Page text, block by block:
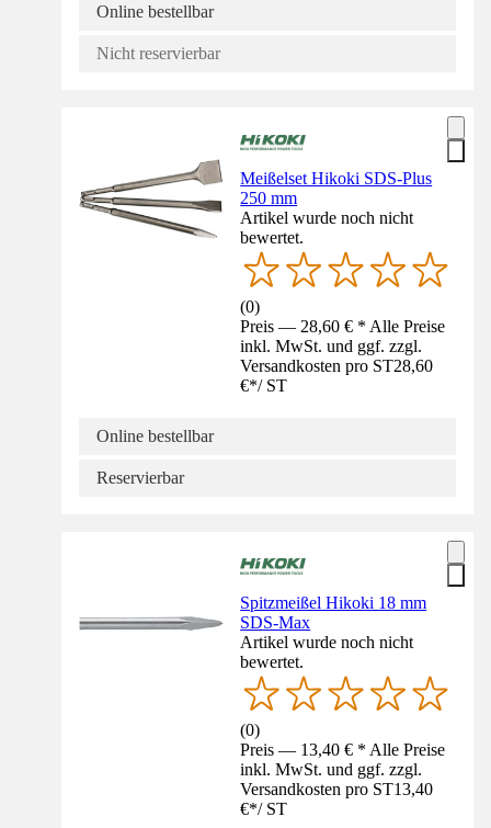
Online bestellbar
Nicht reservierbar
Meißelset Hikoki SDS-Plus
250 mm
Artikel wurde noch nicht
bewertet.
(0)
Preis — 28,60 € * Alle Preise
inkl. MwSt. und ggf. zzgl.
Versandkosten pro ST28,60
€*/ ST
Online bestellbar
Reservierbar
Spitzmeißel Hikoki 18 mm
SDS-Max
Artikel wurde noch nicht
bewertet.
(0)
Preis — 13,40 € * Alle Preise
inkl. MwSt. und ggf. zzgl.
Versandkosten pro ST13,40
€*/ ST